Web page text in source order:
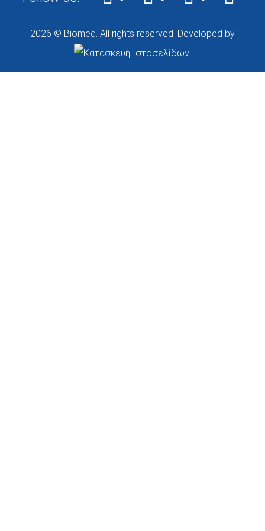
2026 © Biomed. All rights reserved. Developed by
.